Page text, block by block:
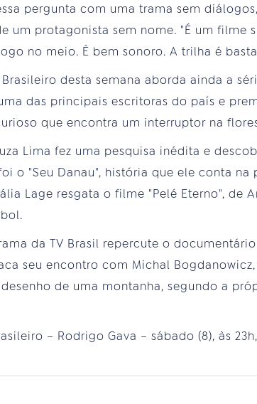
pergunta com uma trama sem
um protagonista sem nome. "É um filme
no meio. É bem sonoro. A trilha é
desta semana aborda ainda a
das principais escritoras do país e
que encontra um interruptor na
Lima fez uma pesquisa inédita e
o "Seu Danau", história que ele conta na
Lage resgata o filme "Pelé Eterno", de
da TV Brasil repercute o
seu encontro com Michal
de uma montanha, segundo a
– Rodrigo Gava – sábado (8), às